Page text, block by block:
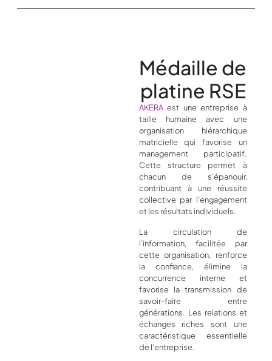
Médaille de
platine RSE
AKERAest une entreprise à
taille humaine avec une
organisation hiérarchique
matricielle qui favorise un
management participatif.
Cette structure permet à
chacun de s’épanouir,
contribuant à une réussite
collective par l’engagement
et les résultats individuels.
La circulation de
l’information, facilitée par
cette organisation, renforce
la confiance, élimine la
concurrence interne et
favorise la transmission de
savoir-faire entre
générations. Les relations et
échanges riches sont une
caractéristique essentielle
de l’entreprise.